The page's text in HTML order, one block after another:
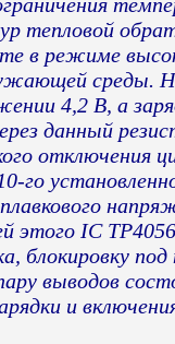
тепловой
в режиме
среды.
4,2 В, а
данный
отключения
го
этого IC
блокировку
выводов
и